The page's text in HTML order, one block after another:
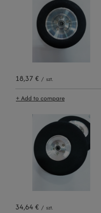
18,37 € / szt.
+ Add to compare
34,64 € / szt.